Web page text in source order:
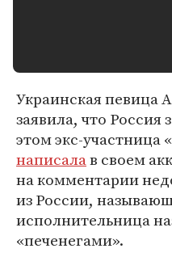
Украинская певица
заявила, что Россия
этом экс-участница
написалав своем
на комментарии
из России,
исполнительница
«печенегами».